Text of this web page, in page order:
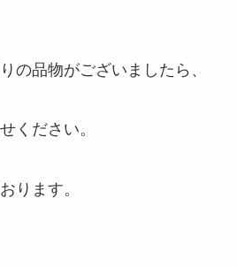
の品物がございましたら、
ください。
ります。